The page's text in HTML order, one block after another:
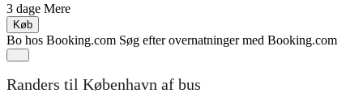
3 dage Mere
Køb
Bo hos Booking.com Søg efter overnatninger med Booking.com
Randers til København af bus